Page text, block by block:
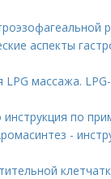
аспекты
LPG массажа.
по
-